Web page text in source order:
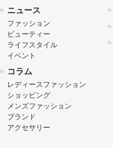
ニュース
ファッション
ビューティー
ライフスタイル
イベント
コラム
レディースファッション
ショッピング
メンズファッション
ブランド
アクセサリー